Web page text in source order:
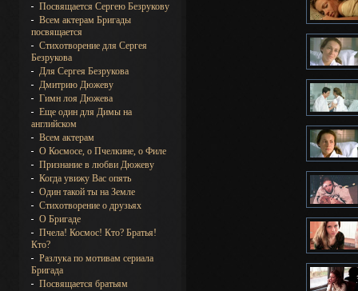
Посвящается Сергею Безрукову
Всем актерам Бригады
посвящается
Стихотворение для Сергея
Безрукова
Для Сергея Безрукова
Дмитрию Дюжеву
Гимн лоя Дюжева
Еще один для Димы на
английском
Всем актерам
О Космосе, о Пчелкине, о Филе
Признание в любви Дюжеву
Когда увижу Вас опять
Один такой ты на Земле
Стихотворение о друзьях
О Бригаде
Пчела! Космос! Кто? Братья!
Кто?
Разлука по мотивам сериала
Бригада
Посвящается братьям